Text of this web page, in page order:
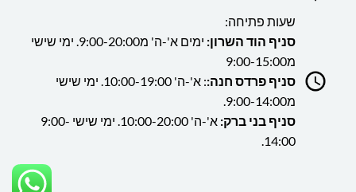
שעות פתיחה:
סניף הוד השרון:
ימים א'-ה' מ9:00-20:00. ימי שישי
מ9:00-15:00
סניף פרדס חנה:
: א'-ה' 10:00-19:00. ימי שישי
מ9:00-14:00.
סניף בני ברק:
א'-ה' 10:00-20:00. ימי שישי 9:00-
14:00.